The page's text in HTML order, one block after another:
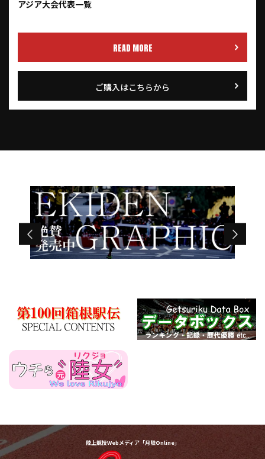
アジア大会代表一覧
READ MORE
ご購入はこちらから
陸上競技Webメディア「月陸Online」